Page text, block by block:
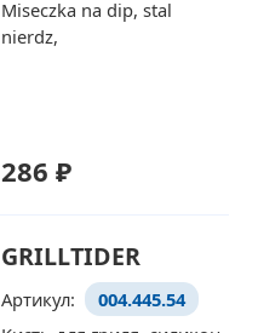
Miseczka na dip, stal
nierdz,
286 ₽
GRILLTIDER
Артикул:
004.445.54